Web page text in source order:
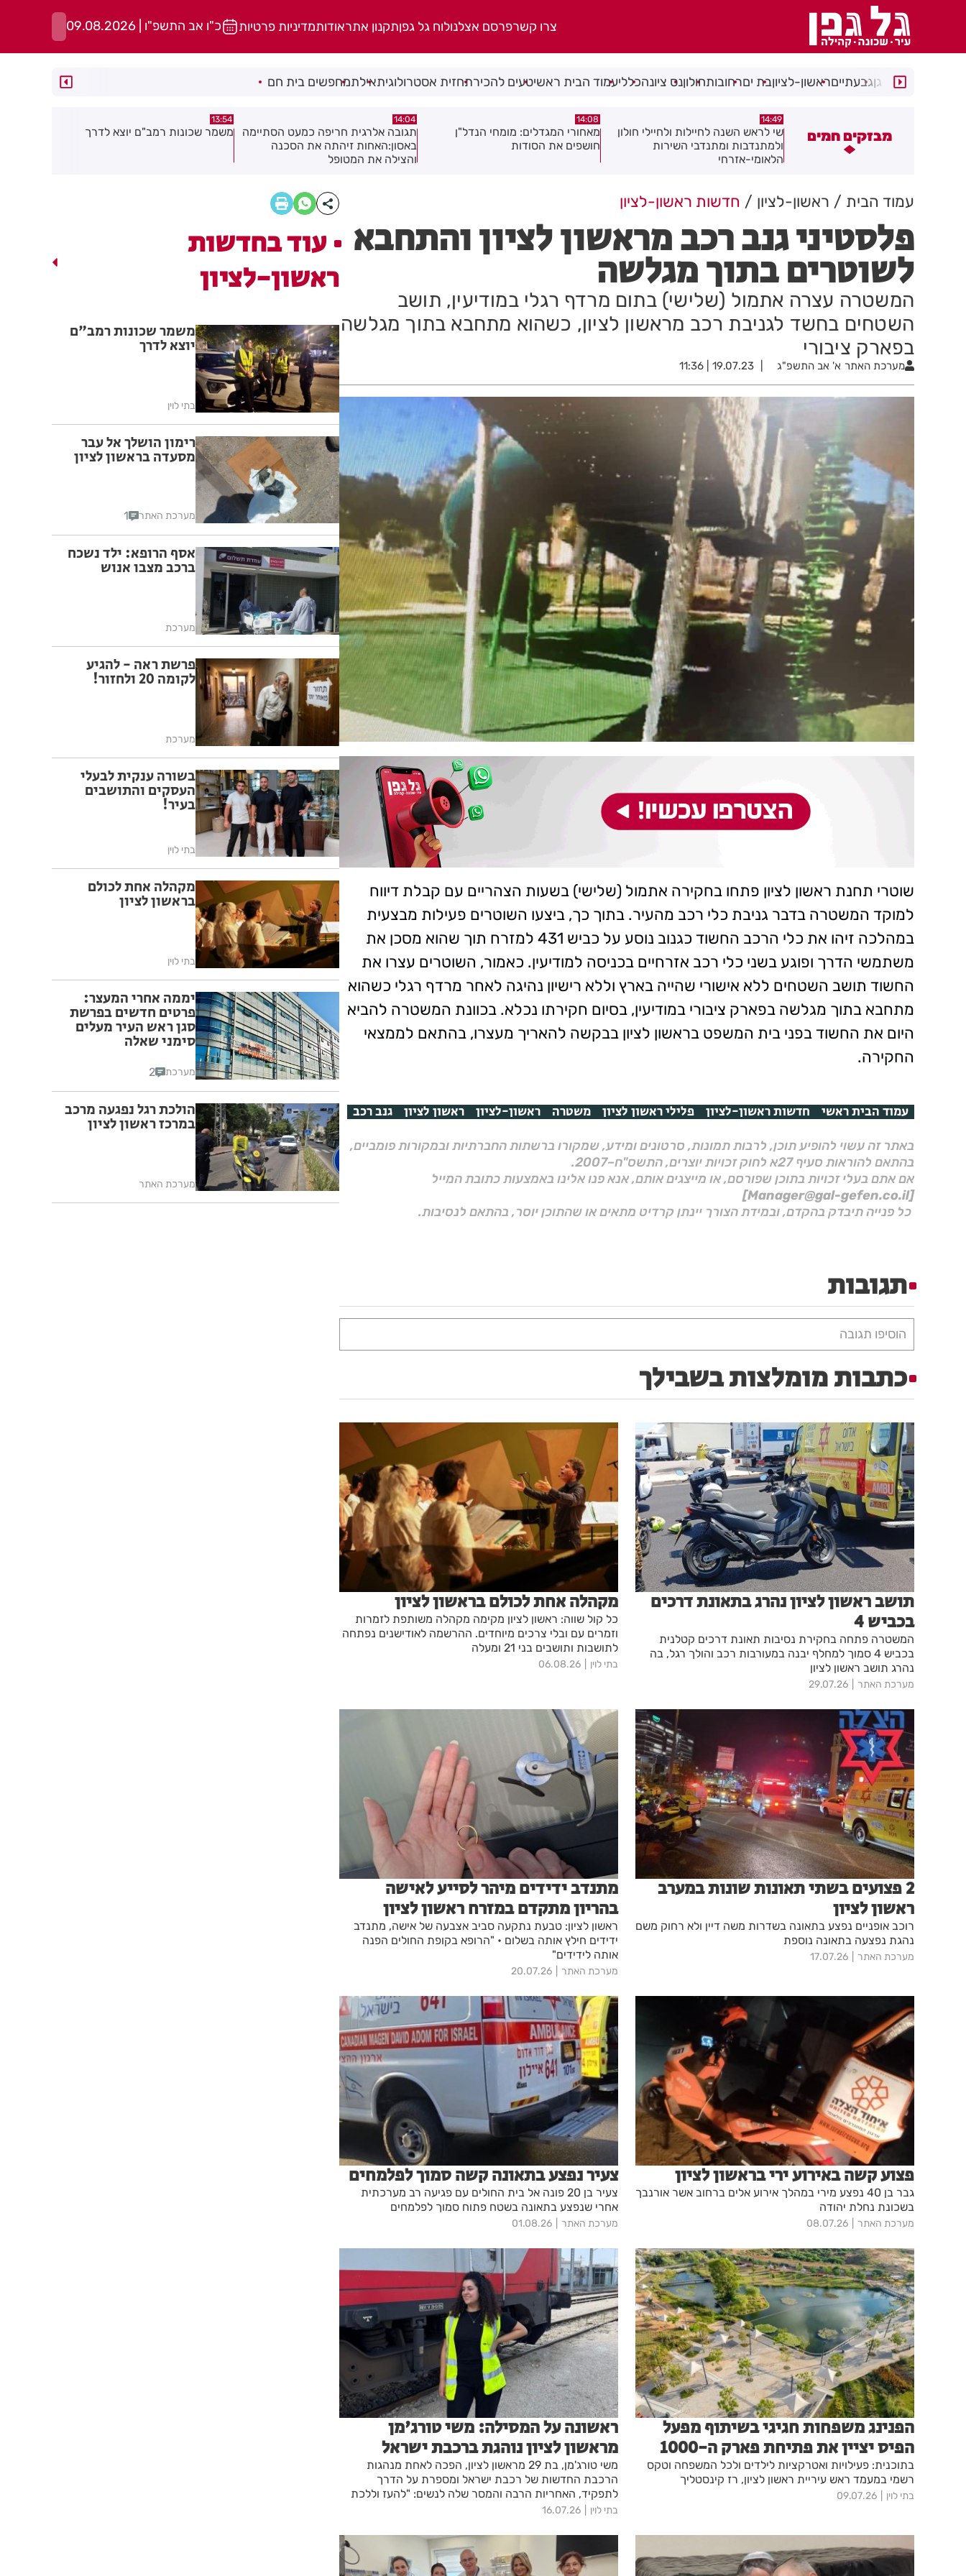
צרו קשרפרסם אצלנולוח גל גפןתקנון אתראודותמדיניות פרטיות כ"ו אב התשפ"ו | 09.08.2026
רמת גןגבעתייםראשון-לציוןבת יםרחובותחולוןנס ציונהכלליעמוד הבית ראשיטעים להכירתחזית אסטרולוגיתאילתמחפשים בית חם
מבזקים חמים
שי לראש השנה לחיילות ולחיילי חולון
ולמתנדבות ומתנדבי השירות
14:08
מאחורי המגדלים: מומחי הנדל"ן
חושפים את הסודות
14:04
תגובה אלרגית חריפה כמעט הסתיימה
באסון:האחות זיהתה את הסכנה
13:54
משמר שכונות רמב"ם יוצא לדרך
13:50
רימון הושלך אל עבר מסעדה בראשון
עמוד הבית ראשון-לציון חדשות ראשון-לציון
פלסטיני גנב רכב מראשון לציון והתחבא
לשוטרים בתוך מגלשה
המשטרה עצרה אתמול (שלישי) בתום מרדף רגלי במודיעין, תושב
השטחים בחשד לגניבת רכב מראשון לציון, כשהוא מתחבא בתוך מגלשה
בפארק ציבורי
מערכת האתר א' אב התשפ"ג 19.07.23 | 11:36
שוטרי תחנת ראשון לציון פתחו בחקירה אתמול (שלישי) בשעות הצהריים עם קבלת דיווח
למוקד המשטרה בדבר גניבת כלי רכב מהעיר. בתוך כך, ביצעו השוטרים פעילות מבצעית
במהלכה זיהו את כלי הרכב החשוד כגנוב נוסע על כביש 431 למזרח תוך שהוא מסכן את
משתמשי הדרך ופוגע בשני כלי רכב אזרחיים בכניסה למודיעין. כאמור, השוטרים עצרו את
החשוד תושב השטחים ללא אישורי שהייה בארץ וללא רישיון נהיגה לאחר מרדף רגלי כשהוא
מתחבא בתוך מגלשה בפארק ציבורי במודיעין, בסיום חקירתו נכלא. בכוונת המשטרה להביא
היום את החשוד בפני בית המשפט בראשון לציון בבקשה להאריך מעצרו, בהתאם לממצאי
החקירה.
עמוד הבית ראשי חדשות ראשון-לציון פלילי ראשון לציון משטרה ראשון-לציון ראשון לציון גנב רכב
באתר זה עשוי להופיע תוכן, לרבות תמונות, סרטונים ומידע, שמקורו ברשתות החברתיות ובמקורות פומביים,
בהתאם להוראות סעיף 27א לחוק זכויות יוצרים, התשס"ח–2007.
אם אתם בעלי זכויות בתוכן שפורסם, או מייצגים אותם, אנא פנו אלינו באמצעות כתובת המייל
[Manager@gal-gefen.co.il]
כל פנייה תיבדק בהקדם, ובמידת הצורך יינתן קרדיט מתאים או שהתוכן יוסר, בהתאם לנסיבות.
תגובות
הוסיפו תגובה
כתבות מומלצות בשבילך
תושב ראשון לציון נהרג בתאונת דרכים
בכביש 4
המשטרה פתחה בחקירת נסיבות תאונת דרכים קטלנית
בכביש 4 סמוך למחלף יבנה במעורבות רכב והולך רגל, בה
נהרג תושב ראשון לציון
מערכת האתר 29.07.26
מקהלה אחת לכולם בראשון לציון
כל קול שווה: ראשון לציון מקימה מקהלה משותפת לזמרות
וזמרים עם ובלי צרכים מיוחדים. ההרשמה לאודישנים נפתחה
לתושבות ותושבים בני 21 ומעלה
בתי לוין 06.08.26
2 פצועים בשתי תאונות שונות במערב
ראשון לציון
רוכב אופניים נפצע בתאונה בשדרות משה דיין ולא רחוק משם
נהגת נפצעה בתאונה נוספת
מערכת האתר 17.07.26
מתנדב ידידים מיהר לסייע לאישה
בהריון מתקדם במזרח ראשון לציון
ראשון לציון: טבעת נתקעה סביב אצבעה של אישה, מתנדב
ידידים חילץ אותה בשלום • "הרופא בקופת החולים הפנה
אותה לידידים"
מערכת האתר 20.07.26
פצוע קשה באירוע ירי בראשון לציון
גבר בן 40 נפצע מירי במהלך אירוע אלים ברחוב אשר אורנבך
בשכונת נחלת יהודה
מערכת האתר 08.07.26
צעיר נפצע בתאונה קשה סמוך לפלמחים
צעיר בן 20 פונה אל בית החולים עם פגיעה רב מערכתית
אחרי שנפצע בתאונה בשטח פתוח סמוך לפלמחים
מערכת האתר 01.08.26
הפנינג משפחות חגיגי בשיתוף מפעל
הפיס יציין את פתיחת פארק ה-1000
בתוכנית: פעילויות ואטרקציות לילדים ולכל המשפחה וטקס
רשמי במעמד ראש עיריית ראשון לציון, רז קינסטליך
בתי לוין 09.07.26
ראשונה על המסילה: משי טורג'מן
מראשון לציון נוהגת ברכבת ישראל
משי טורג'מן, בת 29 מראשון לציון, הפכה לאחת מנהגות
הרכבת החדשות של רכבת ישראל ומספרת על הדרך
לתפקיד, האחריות הרבה והמסר שלה לנשים: "להעז וללכת
על זה".
בתי לוין 16.07.26
עוד בחדשות
ראשון-לציון
משמר שכונות רמב"ם
יוצא לדרך
בתי לוין
רימון הושלך אל עבר
מסעדה בראשון לציון
מערכת האתר 1
אסף הרופא: ילד נשכח
ברכב מצבו אנוש
מערכת
פרשת ראה - להגיע
לקומה 20 ולחזור!
מערכת
בשורה ענקית לבעלי
העסקים והתושבים
בעיר!
בתי לוין
מקהלה אחת לכולם
בראשון לציון
בתי לוין
יממה אחרי המעצר:
פרטים חדשים בפרשת
סגן ראש העיר מעלים
סימני שאלה
מערכת 2
הולכת רגל נפגעה מרכב
במרכז ראשון לציון
מערכת האתר